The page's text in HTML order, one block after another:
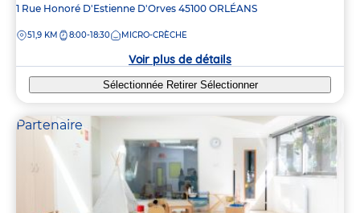
Adresse
la
1 Rue Honoré D'Estienne D'Orves 45100 ORLÉANS
DISTANCE
51,9 KM 8:00-18:30 MICRO-CRÈCHE
Voir plus de détails
Sélectionnée Retirer Sélectionner
Partenaire